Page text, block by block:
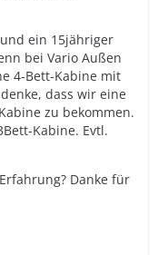
ein 15jähriger
bei Vario Außen
4-Bett-Kabine mit
dass wir eine
zu bekommen.
Kabine. Evtl.
Danke für